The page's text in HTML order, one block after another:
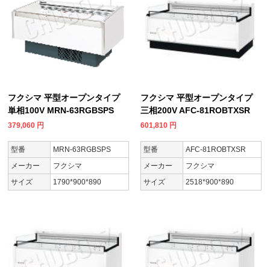
フクシマ 平型オープンタイプ
単相100V MRN-63RGBSPS
379,060 円
型番
MRN-63RGBSPS
メーカー
フクシマ
サイズ
1790*900*890
フクシマ 平型オープンタイプ
三相200V AFC-81ROBTXSR
601,810 円
型番
AFC-81ROBTXSR
メーカー
フクシマ
サイズ
2518*900*890